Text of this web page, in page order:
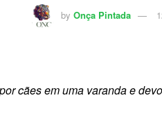
by Onça Pintada
cães em uma varanda e